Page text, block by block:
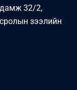
32/2,
зээлийн